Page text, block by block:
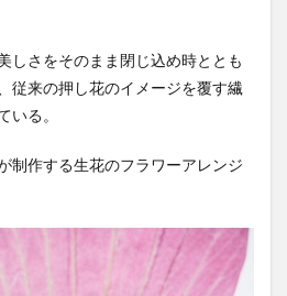
しさをそのまま閉じ込め時ととも
従来の押し花のイメージを覆す繊
いる。
制作する生花のフラワーアレンジ